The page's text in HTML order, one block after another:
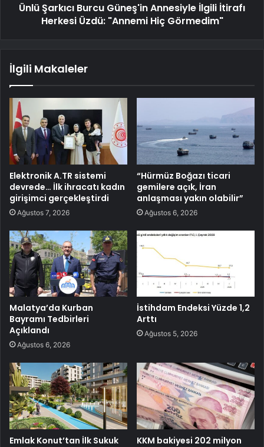
Ünlü Şarkıcı Burcu Güneş'in Annesiyle İlgili İtirafı
Herkesi Üzdü: "Annemi Hiç Görmedim"
İlgili Makaleler
Elektronik A.TR sistemi
devrede… İlk ihracatı kadın
girişimci gerçekleştirdi
Ağustos 7, 2026
“Hürmüz Boğazı ticari
gemilere açık, İran
anlaşması yakın olabilir”
Ağustos 6, 2026
Malatya’da Kurban
Bayramı Tedbirleri
Açıklandı
Ağustos 6, 2026
İstihdam Endeksi Yüzde 1,2
Arttı
Ağustos 5, 2026
Emlak Konut’tan İlk Sukuk
KKM bakiyesi 202 milyon